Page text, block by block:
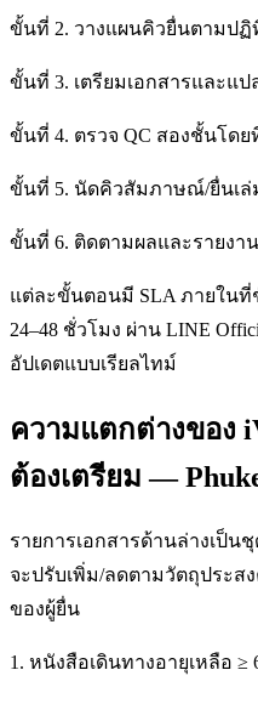
ขั้นที่ 2. วางแผนคิวยื่นตามปฏิ
ขั้นที่ 3. เตรียมเอกสารและแ
ขั้นที่ 4. ตรวจ QC สองชั้นโด
ขั้นที่ 5. นัดคิวสัมภาษณ์/ยื่นเ
ขั้นที่ 6. ติดตามผลและรายงา
แต่ละขั้นตอนมี SLA ภายใน
24–48 ชั่วโมง ผ่าน LINE
อัปเดตแบบเรียลไทม์
ความแตกต่างของ
ต้องเตรียม —
รายการเอกสารด้านล่างเป็น
จะปรับเพิ่ม/ลดตามวัตถุประส
ของผู้ยื่น
1. หนังสือเดินทางอายุเหลือ